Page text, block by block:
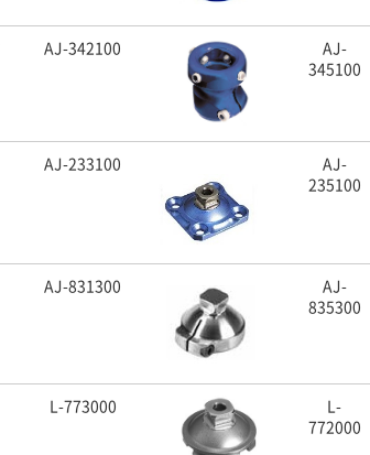
AJ-342100
AJ-
345100
AJ-233100
AJ-
235100
AJ-831300
AJ-
835300
L-773000
L-
772000